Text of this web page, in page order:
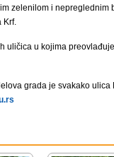
zelenilom i nepreglednim
Krf.
uličica u kojima
grada je svakako